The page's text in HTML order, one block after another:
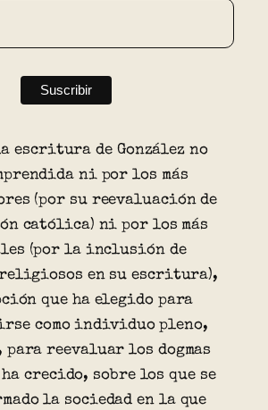
escritura de González no
ni por los más
(por su reevaluación de
católica) ni por los más
(por la inclusión de
religiosos en su escritura),
que ha elegido para
como individuo pleno,
para reevaluar los dogmas
crecido, sobre los que se
la sociedad en la que